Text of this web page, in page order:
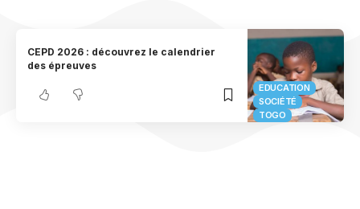
EDUCATION
SOCIÉTÉ
TOGO
CEPD 2026 : découvrez le calendrier
des épreuves